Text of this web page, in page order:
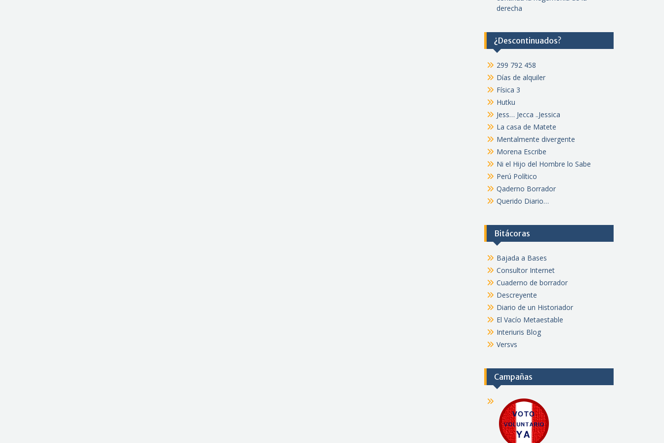
derecha
¿Descontinuados?
299 792 458
Días de alquiler
Física 3
Hutku
Jess… Jecca ..Jessica
La casa de Matete
Mentalmente divergente
Morena Escribe
Ni el Hijo del Hombre lo Sabe
Perú Político
Qaderno Borrador
Querido Diario…
Bitácoras
Bajada a Bases
Consultor Internet
Cuaderno de borrador
Descreyente
Diario de un Historiador
El Vacío Metaestable
Interiuris Blog
Versvs
Campañas